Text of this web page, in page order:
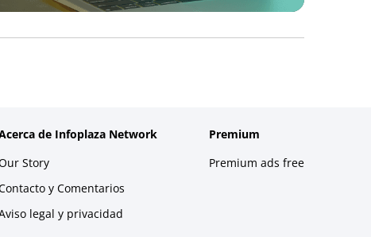
de Infoplaza Network
Story
y Comentarios
legal y privacidad
Premium
Premium ads free